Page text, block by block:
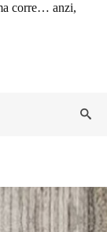
corre… anzi,